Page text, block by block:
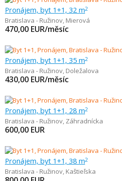
Pronájem, byt 1+1, 32 m2
Bratislava - Ružinov, Mierová
470,00 EUR/měsíc
Pronájem, byt 1+1, 35 m2
Bratislava - Ružinov, Doležalova
430,00 EUR/měsíc
Pronájem, byt 1+1, 28 m2
Bratislava - Ružinov, Záhradnícka
600,00 EUR
Pronájem, byt 1+1, 38 m2
Bratislava - Ružinov, Kaštieľska